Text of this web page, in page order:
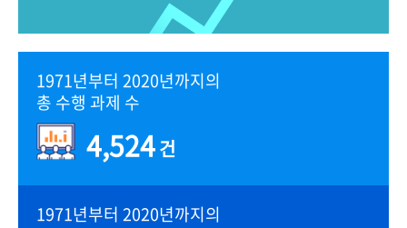
1971년부터 2020년까지의
총 수행 과제 수
4,524건
1971년부터 2020년까지의